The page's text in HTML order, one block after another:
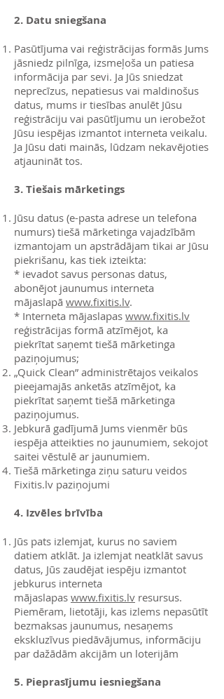
2. Datu sniegšana
Pasūtījuma vai reģistrācijas formās Jums
jāsniedz pilnīga, izsmeļoša un patiesa
informācija par sevi. Ja Jūs sniedzat
neprecīzus, nepatiesus vai maldinošus
datus, mums ir tiesības anulēt Jūsu
reģistrāciju vai pasūtījumu un ierobežot
Jūsu iespējas izmantot interneta veikalu.
Ja Jūsu dati mainās, lūdzam nekavējoties
atjaunināt tos.
3. Tiešais mārketings
Jūsu datus (e-pasta adrese un telefona
numurs) tiešā mārketinga vajadzībām
izmantojam un apstrādājam tikai ar Jūsu
piekrišanu, kas tiek izteikta:
* ievadot savus personas datus,
abonējot jaunumus interneta
mājaslapā www.fixitis.lv.
* Interneta mājaslapas www.fixitis.lv
reģistrācijas formā atzīmējot, ka
piekrītat saņemt tiešā mārketinga
paziņojumus;
„Quick Clean” administrētajos veikalos
pieejamajās anketās atzīmējot, ka
piekrītat saņemt tiešā mārketinga
paziņojumus.
Jebkurā gadījumā Jums vienmēr būs
iespēja atteikties no jaunumiem, sekojot
saitei vēstulē ar jaunumiem.
Tiešā mārketinga ziņu saturu veidos
Fixitis.lv paziņojumi
4. Izvēles brīvība
Jūs pats izlemjat, kurus no saviem
datiem atklāt. Ja izlemjat neatklāt savus
datus, Jūs zaudējat iespēju izmantot
jebkurus interneta
mājaslapas www.fixitis.lv resursus.
Piemēram, lietotāji, kas izlems nepasūtīt
bezmaksas jaunumus, nesaņems
ekskluzīvus piedāvājumus, informāciju
par dažādām akcijām un loterijām
5. Pieprasījumu iesniegšana